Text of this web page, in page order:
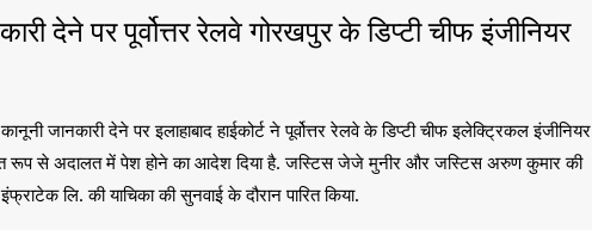
देने पर पूर्वोत्तर रेलवे गोरखपुर के डिप्टी चीफ इंजीनियर
जानकारी देने पर इलाहाबाद हाईकोर्ट ने पूर्वोत्तर रेलवे के डिप्टी चीफ इलेक्ट्रिकल इंजीनियर
रूप से अदालत में पेश होने का आदेश दिया है. जस्टिस जेजे मुनीर और जस्टिस अरुण कुमार की
लि. की याचिका की सुनवाई के दौरान पारित किया.